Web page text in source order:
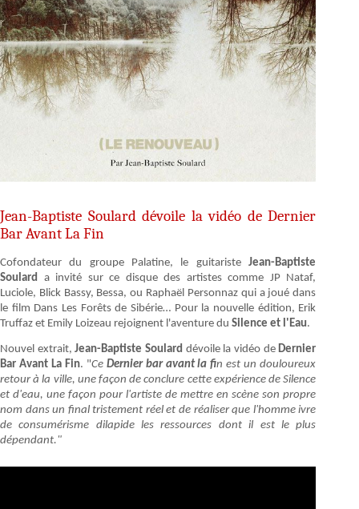
Jean-Baptiste Soulard dévoile la vidéo de Dernier
Bar Avant La Fin
Cofondateur du groupe Palatine, le guitaristeJean-Baptiste
Soulard a invité sur ce disque des artistes comme JP Nataf,
Luciole, Blick Bassy, Bessa, ou Raphaël Personnaz qui a joué dans
le film Dans Les Forêts de Sibérie… Pour la nouvelle édition, Erik
Truffaz et Emily Loizeau rejoignent l'aventure du Silence et l'Eau.
Nouvel extrait,Jean-Baptiste Soulard dévoile la vidéo deDernier
Bar Avant La Fin. "Ce Dernier bar avant la fin est un douloureux
retour à la ville, une façon de conclure cette expérience de Silence
et d'eau, une façon pour l'artiste de mettre en scène son propre
nom dans un final tristement réel et de réaliser que l'homme ivre
de consumérisme dilapide les ressources dont il est le plus
dépendant."